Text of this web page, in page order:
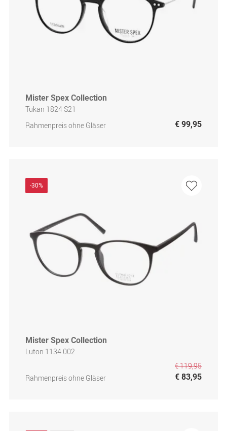
Mister Spex Collection
Tukan 1824 S21
Rahmenpreis ohne Gläser
€ 99,95
-30%
Mister Spex Collection
Luton 1134 002
Rahmenpreis ohne Gläser
€ 119,95
€ 83,95